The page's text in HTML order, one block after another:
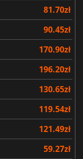
81.70zł
90.45zł
170.90zł
196.20zł
130.65zł
119.54zł
121.49zł
59.27zł